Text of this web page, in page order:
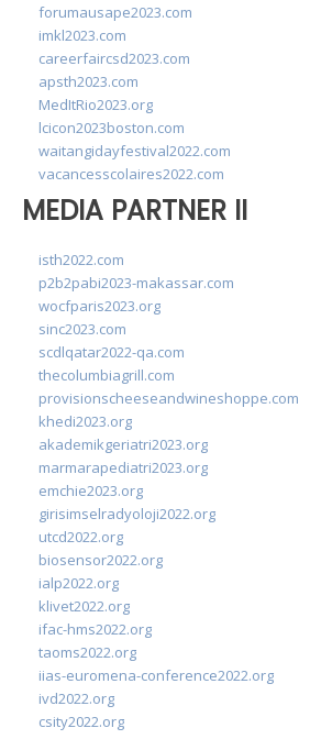
forumausape2023.com
imkl2023.com
careerfaircsd2023.com
apsth2023.com
MedItRio2023.org
lcicon2023boston.com
waitangidayfestival2022.com
vacancesscolaires2022.com
MEDIA PARTNER II
isth2022.com
p2b2pabi2023-makassar.com
wocfparis2023.org
sinc2023.com
scdlqatar2022-qa.com
thecolumbiagrill.com
provisionscheeseandwineshoppe.com
khedi2023.org
akademikgeriatri2023.org
marmarapediatri2023.org
emchie2023.org
girisimselradyoloji2022.org
utcd2022.org
biosensor2022.org
ialp2022.org
klivet2022.org
ifac-hms2022.org
taoms2022.org
iias-euromena-conference2022.org
ivd2022.org
csity2022.org